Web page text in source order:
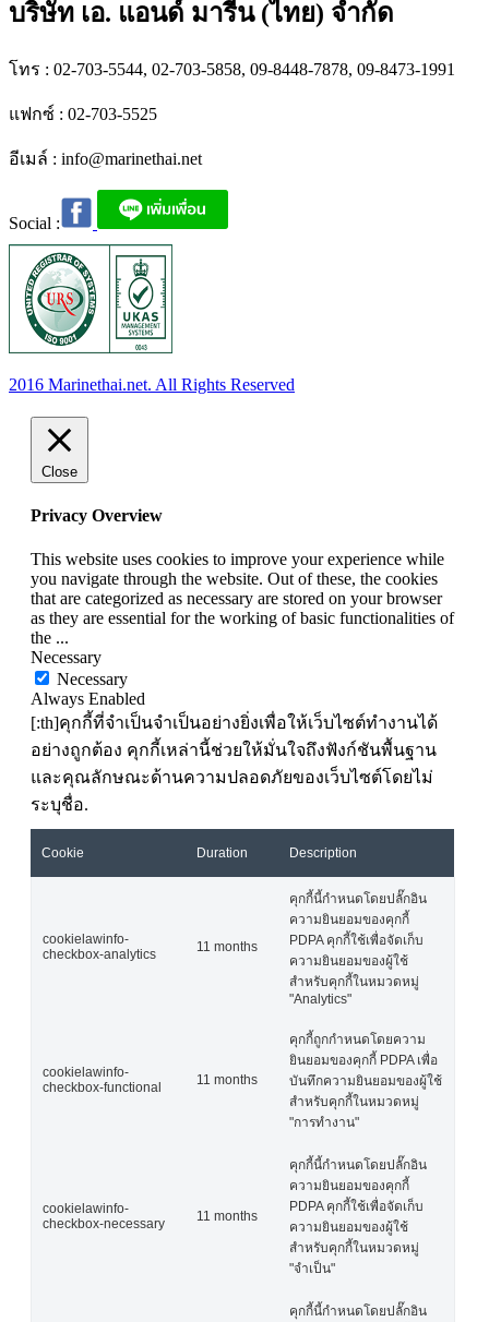
บริษัท เอ. แอนด์ มารีน (ไทย) จำกัด
โทร : 02-703-5544, 02-703-5858, 09-8448-7878, 09-8473-1991
แฟกซ์ : 02-703-5525
อีเมล์ : info@marinethai.net
Social :
2016 Marinethai.net. All Rights Reserved
Close
Privacy Overview
This website uses cookies to improve your experience while
you navigate through the website. Out of these, the cookies
that are categorized as necessary are stored on your browser
as they are essential for the working of basic functionalities of
the ...
Necessary
Necessary
Always Enabled
[:th]คุกกี้ที่จำเป็นจำเป็นอย่างยิ่งเพื่อให้เว็บไซต์ทำงานได้
อย่างถูกต้อง คุกกี้เหล่านี้ช่วยให้มั่นใจถึงฟังก์ชันพื้นฐาน
และคุณลักษณะด้านความปลอดภัยของเว็บไซต์โดยไม่
ระบุชื่อ.
Cookie Duration Description
cookielawinfo-
checkbox-analytics
11 months
คุกกี้นี้กำหนดโดยปลั๊กอิน
ความยินยอมของคุกกี้
PDPA คุกกี้ใช้เพื่อจัดเก็บ
ความยินยอมของผู้ใช้
สำหรับคุกกี้ในหมวดหมู่
"Analytics"
cookielawinfo-
checkbox-functional
11 months
คุกกี้ถูกกำหนดโดยความ
ยินยอมของคุกกี้ PDPA เพื่อ
บันทึกความยินยอมของผู้ใช้
สำหรับคุกกี้ในหมวดหมู่
"การทำงาน"
cookielawinfo-
checkbox-necessary
11 months
คุกกี้นี้กำหนดโดยปลั๊กอิน
ความยินยอมของคุกกี้
PDPA คุกกี้ใช้เพื่อจัดเก็บ
ความยินยอมของผู้ใช้
สำหรับคุกกี้ในหมวดหมู่
"จำเป็น"
คุกกี้นี้กำหนดโดยปลั๊กอิน